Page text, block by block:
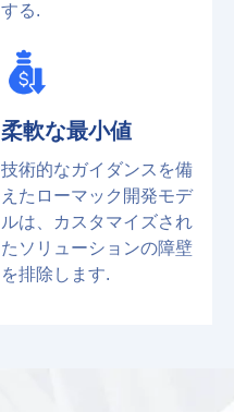
する.
柔軟な最小値
技術的なガイダンスを備
えたローマック開発モデ
ルは、カスタマイズされ
たソリューションの障壁
を排除します.